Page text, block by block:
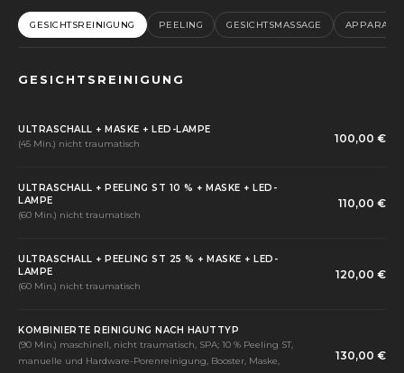
GESICHTSREINIGUNG PEELING GESICHTSMASSAGE
GESICHTSREINIGUNG
ULTRASCHALL + MASKE + LED-LAMPE
(45 Min.) nicht traumatisch
100,00 €
ULTRASCHALL + PEELING ST 10 % + MASKE + LED-
LAMPE
(60 Min.) nicht traumatisch
110,00 €
ULTRASCHALL + PEELING ST 25 % + MASKE + LED-
LAMPE
(60 Min.) nicht traumatisch
120,00 €
KOMBINIERTE REINIGUNG NACH HAUTTYP
(90 Min.) maschinell, nicht traumatisch, SPA; 10 % Peeling ST,
manuelle und Hardware-Porenreinigung, Booster, Maske,
130,00 €